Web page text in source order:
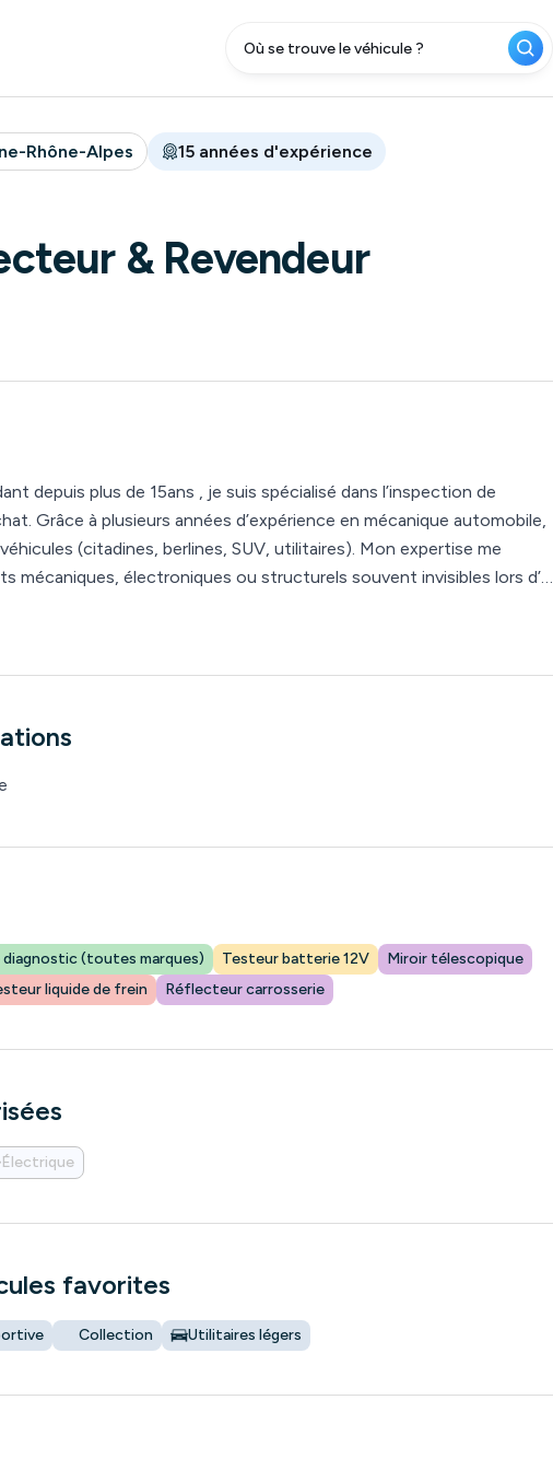
Rhône-Alpes 15 années d'expérience
& Revendeur
depuis plus de 15ans , je suis spécialisé dans l’inspection de
Grâce à plusieurs années d’expérience en mécanique automobile,
(citadines, berlines, SUV, utilitaires). Mon expertise me
mécaniques, électroniques ou structurels souvent invisibles lors d’un
manière rigoureuse, impartiale et sans lien avec les vendeurs. Mon
diagnostic (toutes marques) Testeur batterie 12V
Miroir télescopique
liquide de frein Réflecteur carrosserie
Électrique
favorites
Collection Utilitaires légers